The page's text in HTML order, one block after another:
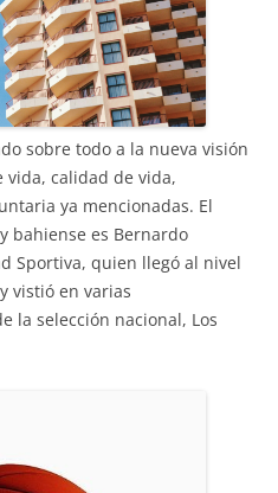
sobre todo a la nueva visión
calidad de vida,
ya mencionadas. El
bahiense es Bernardo
Sportiva, quien llegó al nivel
vistió en varias
la selección nacional, Los